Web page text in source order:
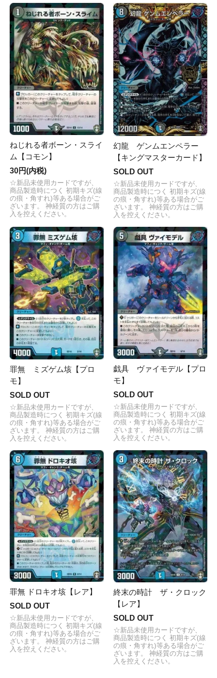
ねじれる者ボーン・スライ
ム【コモン】
30円(内税)
☆新品未使用カードですが、
商品製造時につく 初期キズ(線
の痕・角すれ)等ある場合がご
ざいます。 神経質の方はご購
入を控えください。
幻龍 ゲンムエンペラー
【キングマスターカード】
SOLD OUT
☆新品未使用カードですが、
商品製造時につく 初期キズ(線
の痕・角すれ)等ある場合がご
ざいます。 神経質の方はご購
入を控えください。
罪無 ミズゲム垓【プロ
モ】
SOLD OUT
☆新品未使用カードですが、
商品製造時につく 初期キズ(線
の痕・角すれ)等ある場合がご
ざいます。 神経質の方はご購
入を控えください。
戯具 ヴァイモデル【プロ
モ】
SOLD OUT
☆新品未使用カードですが、
商品製造時につく 初期キズ(線
の痕・角すれ)等ある場合がご
ざいます。 神経質の方はご購
入を控えください。
罪無 ドロキオ垓【レア】
SOLD OUT
☆新品未使用カードですが、
商品製造時につく 初期キズ(線
の痕・角すれ)等ある場合がご
ざいます。 神経質の方はご購
入を控えください。
終末の時計 ザ・クロック
【レア】
SOLD OUT
☆新品未使用カードですが、
商品製造時につく 初期キズ(線
の痕・角すれ)等ある場合がご
ざいます。 神経質の方はご購
入を控えください。